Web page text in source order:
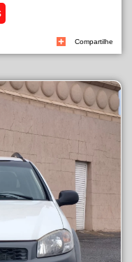
Compartilhe